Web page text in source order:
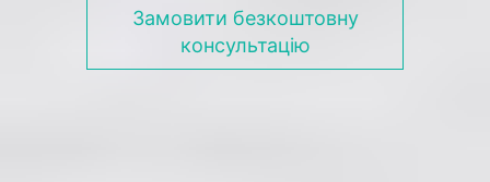
Замовити безкоштовну
консультацію